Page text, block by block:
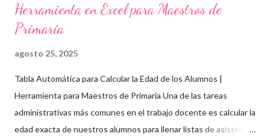
Herramienta en Excel para Maestros de
Primaria
agosto 25, 2025
Tabla Automática para Calcular la Edad de los Alumnos |
Herramienta para Maestros de Primaria Una de las tareas
administrativas más comunes en el trabajo docente es calcular la
edad exacta de nuestros alumnos para llenar listas de asistencia